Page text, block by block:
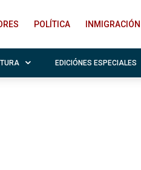
POLÍTICA INMIGRACIÓN
EDICIÓNES ESPECIALES